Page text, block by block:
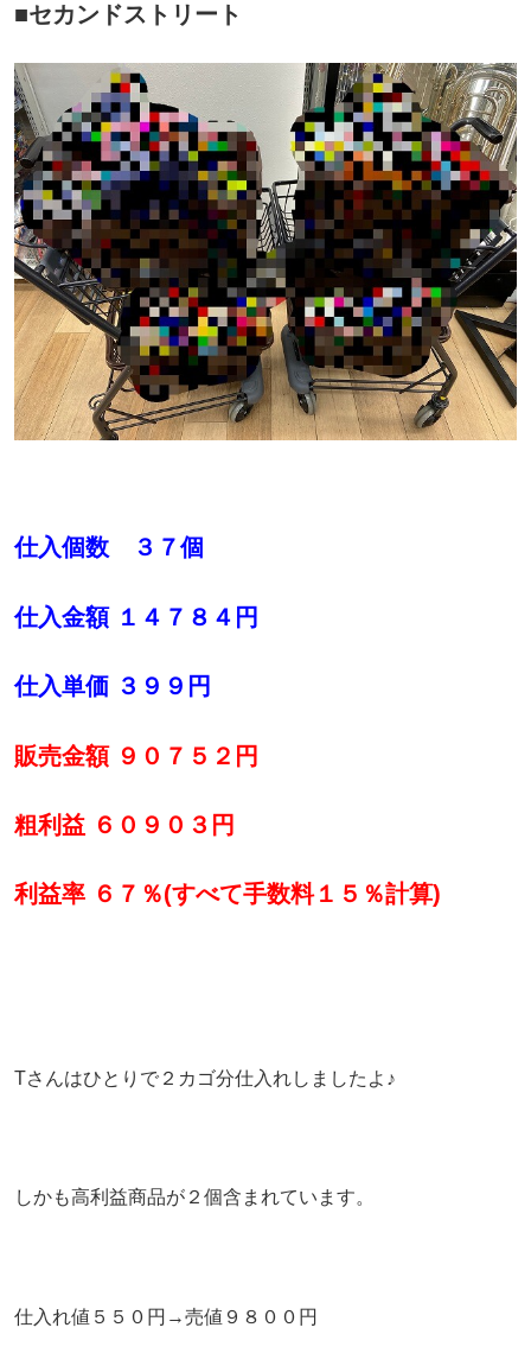
■セカンドストリート
仕入個数 ３７個
仕入金額 １４７８４円
仕入単価 ３９９円
販売金額 ９０７５２円
粗利益 ６０９０３円
利益率 ６７％(すべて手数料１５％計算)
Tさんはひとりで２カゴ分仕入れしましたよ♪
しかも高利益商品が２個含まれています。
仕入れ値５５０円→売値９８００円